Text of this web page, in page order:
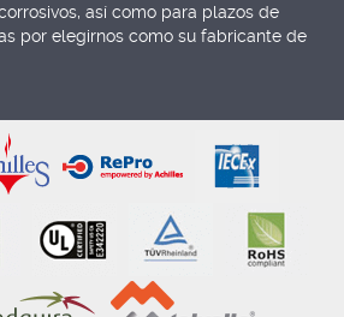
así como para plazos de
por elegirnos como su fabricante de